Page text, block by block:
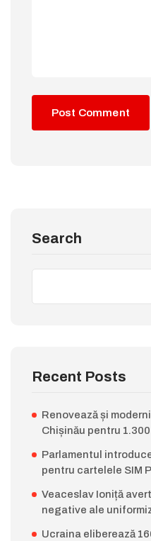
Search
Recent Posts
Renovează și
Chișinău pentru
Parlamentul
pentru cartelele SIM
Veaceslav Ioniță
negative ale
Ucraina eliberează